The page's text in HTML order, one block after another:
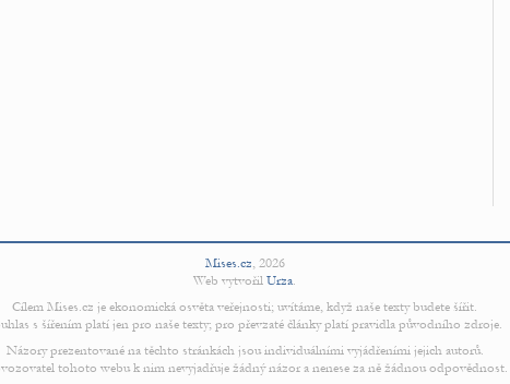
Mises.cz, 2026
Web vytvořil Urza.
Cílem Mises.cz je ekonomická osvěta veřejnosti; uvítáme, když naše texty budete šířit.
s šířením platí jen pro naše texty; pro převzaté články platí pravidla původního zdroje.
Názory prezentované na těchto stránkách jsou individuálními vyjádřeními jejich autorů.
tohoto webu k nim nevyjadřuje žádný názor a nenese za ně žádnou odpovědnost.